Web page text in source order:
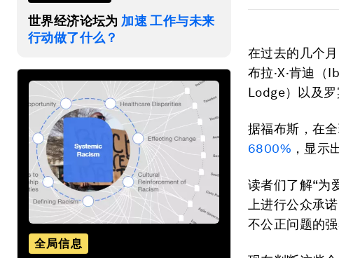
世界经济论坛为 加速 工作与未来
行动做了什么？
全局信息
在过去的几个
布拉·X·肯迪
Lodge）以及
据福布斯，在
6800% ，显示
读者们了解“为
上进行公众承诺
不公正问题的强